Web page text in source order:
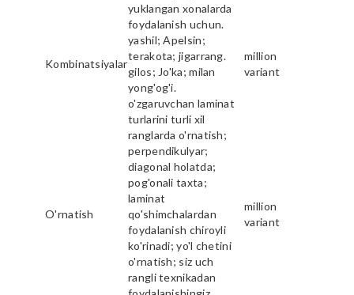
yuklangan xonalarda
foydalanish uchun.
Kombinatsiyalar
yashil; Apelsin;
terakota; jigarrang.
gilos; Jo'ka; milan
yong'og'i.
million
variant
O'rnatish
o'zgaruvchan laminat
turlarini turli xil
ranglarda o'rnatish;
perpendikulyar;
diagonal holatda;
pog'onali taxta;
laminat
qo'shimchalardan
foydalanish chiroyli
ko'rinadi; yo'l chetini
o'rnatish; siz uch
rangli texnikadan
million
variant